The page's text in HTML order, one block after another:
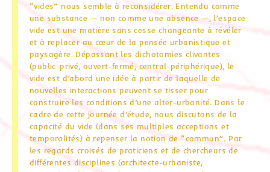
“vides” nous semble à reconsidérer. Entendu comme
une substance — non comme une absence —, l’espace
vide est une matière sans cesse changeante à révéler
et à replacer au cœur de la pensée urbanistique et
paysagère. Dépassant les dichotomies clivantes
(public-privé, ouvert-fermé, central-périphérique), le
vide est d’abord une idée à partir de laquelle de
nouvelles interactions peuvent se tisser pour
construire les conditions d’une alter-urbanité. Dans le
cadre de cette journée d’étude, nous discutons de la
capacité du vide (dans ses multiples acceptions et
temporalités) à repenser la notion de “commun”. Par
les regards croisés de praticiens et de chercheurs de
différentes disciplines (architecte-urbaniste,